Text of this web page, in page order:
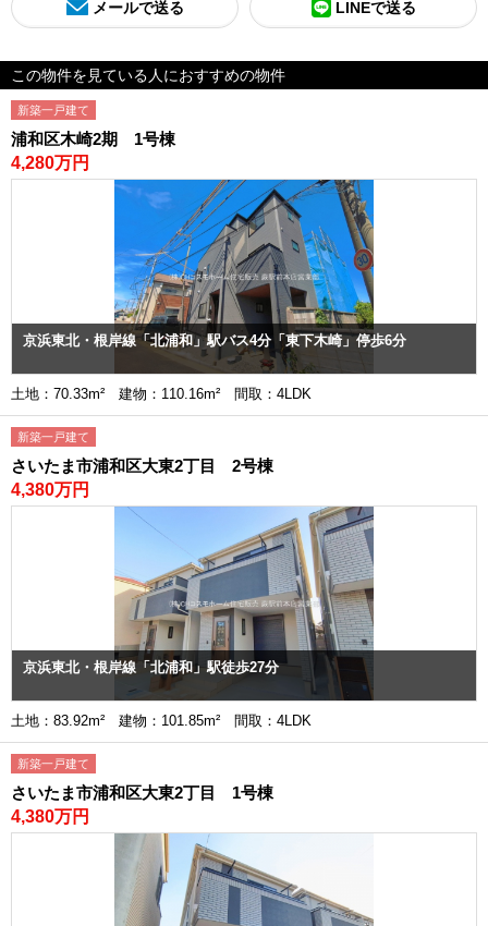
メールで送る LINEで送る
この物件を見ている人におすすめの物件
新築一戸建て
浦和区木崎2期 1号棟
4,280万円
京浜東北・根岸線「北浦和」駅バス4分「東下木崎」停歩6分
土地：70.33m² 建物：110.16m² 間取：4LDK
新築一戸建て
さいたま市浦和区大東2丁目 2号棟
4,380万円
京浜東北・根岸線「北浦和」駅徒歩27分
土地：83.92m² 建物：101.85m² 間取：4LDK
新築一戸建て
さいたま市浦和区大東2丁目 1号棟
4,380万円